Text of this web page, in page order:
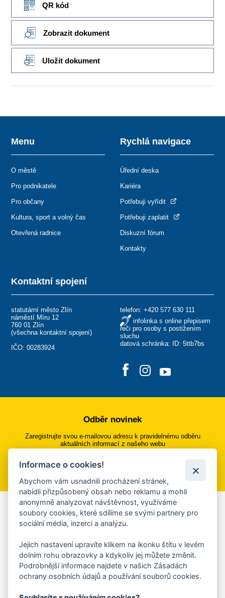
QR kód
Zobrazit dokument
Uložit dokument
Kontaktní spojení
statutární město Zlín
náměstí Míru 12
760 01 Zlín
(všechna kontaktní spojení)
IČO: 00283924
telefon: +420 577 630 111
infolinka s online přepisem
řeči pro osoby s postižením
sluchu
datová schránka: ID: 5ttb7bs
Menu
O městě
Pro podnikatele
Pro občany
Kultura, sport a volný čas
Otevřená radnice
Rychlá navigace
Úřední deska
Kariéra
Potřebuji vyřídit
Potřebuji zaplatit
Diskuzní fórum
Kontakty
Odběr novinek
Zaregistrujte svou e-mailovou adresu k pravidelnému odběru
aktuálních informací z našeho webu
Přihlásit se k odběru
Aplikace Mobilní rozhlas
Chcete dostávat do svého mobilu či mailu upozornění na
ankety, pozvánky na kulturní a sportovní akce?
Více informací o aplikaci
Informace o cookies!
Abychom vám usnadnili procházení stránek,
nabídli přizpůsobený obsah nebo reklamu a mohli
anonymně analyzovat návštěvnost, využíváme
soubory cookies, které sdílíme se svými partnery pro
sociální média, inzerci a analýzu.
Jejich nastavení upravíte klikem na ikonku štítu v levém
dolním rohu obrazovky a kdykoliv jej můžete změnit.
Podrobnější informace najdete v našich Zásadách
ochrany osobních údajů a používání souborů cookies.